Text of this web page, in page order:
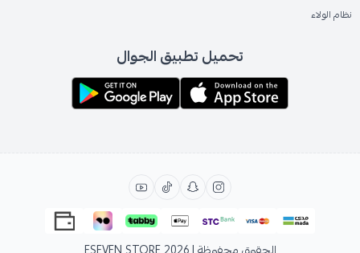
نظام الولاء
تحميل تطبيق الجوال